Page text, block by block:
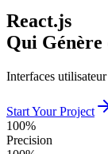
React.js
Qui Génère
Interfaces
Start Your Project
100%
Precision